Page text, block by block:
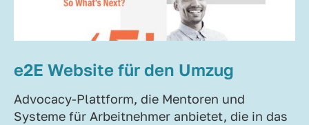
e2E Website für den Umzug
Advocacy-Plattform, die Mentoren und
Systeme für Arbeitnehmer anbietet, die in das